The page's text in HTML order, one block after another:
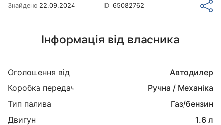
Знайдено 22.09.2024 ID: 65082762
Інформація від власника
Оголошення від
Автодилер
Коробка передач
Ручна / Механіка
Тип палива
Газ/бензин
Двигун
1.6 л